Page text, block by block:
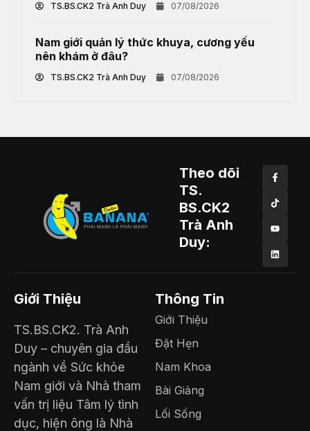
TS.BS.CK2 Trà Anh Duy 07/08/2026
Nam giới quản lý thức khuya, cương yếu
nên khám ở đâu?
TS.BS.CK2 Trà Anh Duy 07/08/2026
Theo dõi
TS.
BS.CK2
Trà Anh
Duy:
Giới Thiệu
TS.BS.CK2. Trà Anh
Duy – chuyên gia đầu
ngành về Sức khỏe
Nam giới và Nhà tham
vấn trị liệu Tâm lý tình
dục, hiện ông là Nhà
Thông Tin
Giới Thiệu
Đặt Hẹn
Nam Khoa
Bài Giảng
Lối Sống